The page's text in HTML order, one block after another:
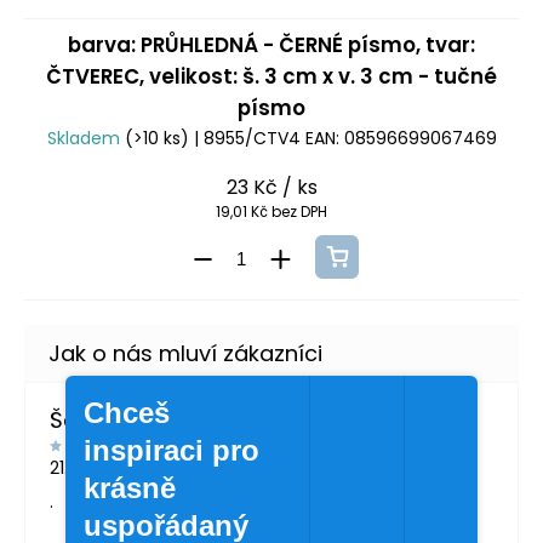
barva: PRŮHLEDNÁ - ČERNÉ písmo, tvar:
ČTVEREC, velikost: š. 3 cm x v. 3 cm - tučné
písmo
Skladem (>10 ks) | 8955/CTV4 EAN: 08596699067469
23 Kč / ks
19,01 Kč bez DPH
Šárka Švábová
21.7.2026
.
Chceš
inspiraci pro
krásně
uspořádaný